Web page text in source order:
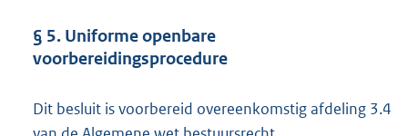
§ 5. Uniforme openbare
voorbereidingsprocedure
Dit besluit is voorbereid overeenkomstig afdeling 3.4